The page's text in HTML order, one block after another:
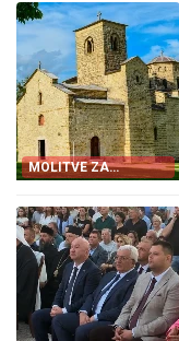
MOLITVE ZA
ZDRAVLJE I USPJEH